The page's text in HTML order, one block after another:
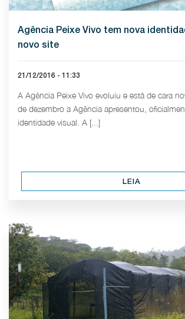
Agência Peixe Vivo tem nova
novo site
21/12/2016 - 11:33
A Agência Peixe Vivo evoluiu e está de cara
de dezembro a Agência apresentou,
identidade visual. A [...]
LEIA